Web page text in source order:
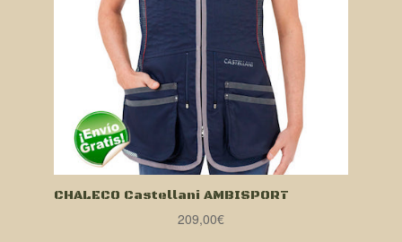
CHALECO Castellani AMBISPORT
209,00€